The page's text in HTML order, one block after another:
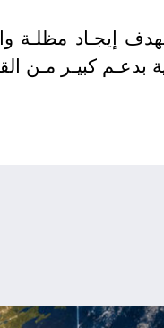
إيجـاد مظلـة
كبيـر مـن